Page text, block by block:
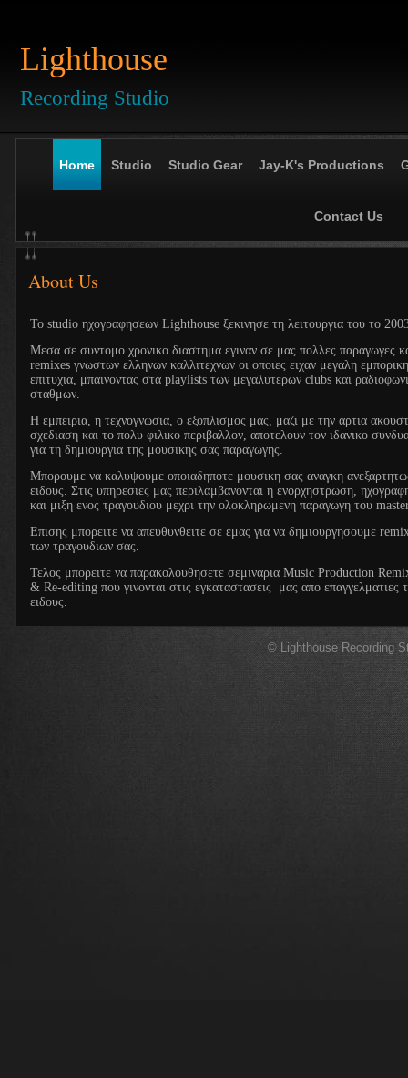
Lighthouse
Recording Studio
Home Studio Studio Gear Jay-K's Productions
Contact Us
About Us
Το studio ηχογραφησεων Lighthouse ξεκινησε τη λειτουργια του το
Μεσα σε συντομο χρονικο διαστημα εγιναν σε μας πολλες παραγωγες
remixes γνωστων ελληνων καλλιτεχνων οι οποιες ειχαν μεγαλη εμπορικη
επιτυχια, μπαινοντας στα playlists των μεγαλυτερων clubs και
σταθμων.
Η εμπειρια, η τεχνογνωσια, ο εξοπλισμος μας, μαζι με την αρτια
σχεδιαση και το πολυ φιλικο περιβαλλον, αποτελουν τον ιδανικο
για τη δημιουργια της μουσικης σας παραγωγης.
Μπορουμε να καλυψουμε οποιαδηποτε μουσικη σας αναγκη
ειδους. Στις υπηρεσιες μας περιλαμβανονται η ενορχηστρωση,
και μιξη ενος τραγουδιου μεχρι την ολοκληρωμενη παραγωγη του
Επισης μπορειτε να απευθυνθειτε σε εμας για να δημιουργησουμε
των τραγουδιων σας.
Τελος μπορειτε να παρακολουθησετε σεμιναρια Music Production
& Re-editing που γινονται στις εγκαταστασεις μας απο επαγγελματιες
ειδους.
© Lighthouse Recording